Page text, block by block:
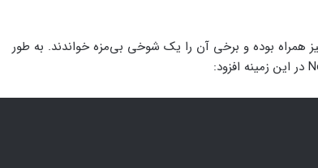
همراه بوده و برخی آن را یک شوخی بی‌مزه خواندند. به طور